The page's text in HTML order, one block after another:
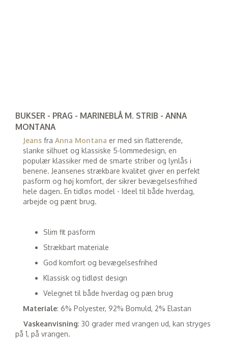
BUKSER - PRAG - MARINEBLÅ M. STRIB - ANNA
MONTANA
Jeans fra Anna Montana er med sin flatterende,
slanke silhuet og klassiske 5-lommedesign, en
populær klassiker med de smarte striber og lynlås i
benene. Jeansenes strækbare kvalitet giver en perfekt
pasform og høj komfort, der sikrer bevægelsesfrihed
hele dagen. En tidløs model - Ideel til både hverdag,
arbejde og pænt brug.
Slim fit pasform
Strækbart materiale
God komfort og bevægelsesfrihed
Klassisk og tidløst design
Velegnet til både hverdag og pæn brug
Materiale: 6% Polyester, 92% Bomuld, 2% Elastan
Vaskeanvisning: 30 grader med vrangen ud, kan stryges
på 1, på vrangen.